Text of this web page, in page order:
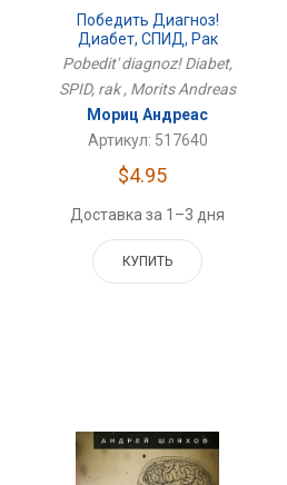
Победить Диагноз!
Диабет, СПИД, Рак
Pobedit' diagnoz! Diabet,
SPID, rak , Morits Andreas
Мориц Андреас
Артикул: 517640
$4.95
Доставка за 1–3 дня
КУПИТЬ